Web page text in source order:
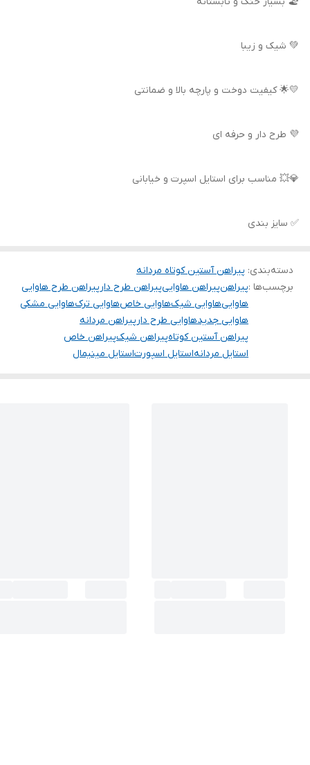
💚 شیک و زیبا
💛🌟 کیفیت دوخت و پارچه بالا و ضمانتی
💜 طرح دار و حرفه ای
💎💥 مناسب برای استایل اسپرت و خیابانی
✅ سایز بندی
دسته‌بندی: پیراهن آستین کوتاه مردانه
برچسب‌ها :پیراهنپیراهن هاواییپیراهن طرح دار پیراهن طرح هاوایی
هاواییهاوایی شیکهاوایی خاصهاوایی ترکهاوایی مشکی
هاوایی جدیدهاوایی طرح دار پیراهن مردانه
پیراهن آستین کوتاهپیراهن شیکپیراهن خاص
استایل مردانهاستایل اسپورتاستایل مینیمال